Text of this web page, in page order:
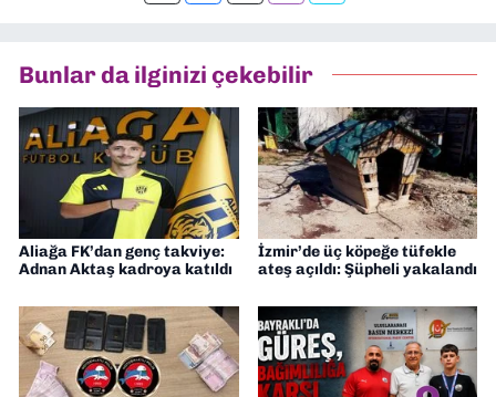
Bunlar da ilginizi çekebilir
Aliağa FK’dan genç takviye:
Adnan Aktaş kadroya katıldı
İzmir’de üç köpeğe tüfekle
ateş açıldı: Şüpheli yakalandı